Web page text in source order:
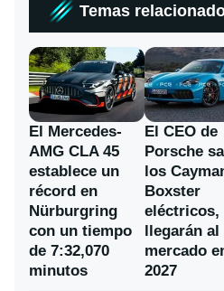
Temas
El Mercedes-
AMG CLA 45
establece un
récord en
Nürburgring
con un tiempo
de 7:32,070
minutos
El CEO de
Porsche
los
Boxster
eléctricos,
llegarán al
mercado
2027